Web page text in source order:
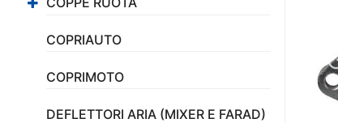
COPRIAUTO
COPRIMOTO
DEFLETTORI ARIA (MIXER E FARAD)